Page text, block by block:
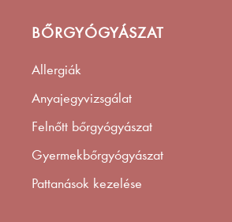
BŐRGYÓGYÁSZAT
Allergiák
Anyajegyvizsgálat
Felnőtt bőrgyógyászat
Gyermekbőrgyógyászat
Pattanások kezelése